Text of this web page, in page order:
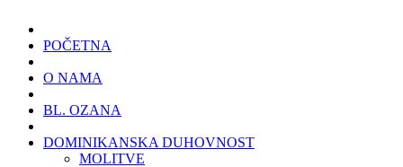
POČETNA
O NAMA
BL. OZANA
DOMINIKANSKA DUHOVNOST
MOLITVE